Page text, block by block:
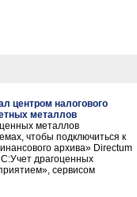
центром налогового
металлов
металлов
чтобы подключиться к
архива» Directum
драгоценных
сервисом